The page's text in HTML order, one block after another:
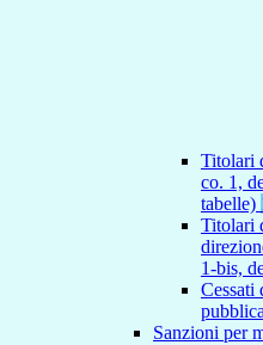
Titolari
co. 1,
tabelle)
Titolari
1-bis,
Cessati
Sanzioni per